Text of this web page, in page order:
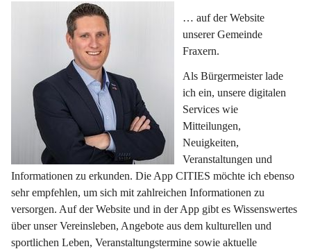
… auf der Website
unserer Gemeinde
Fraxern.
Als Bürgermeister lade
ich ein, unsere digitalen
Services wie
Mitteilungen,
Neuigkeiten,
Veranstaltungen und
Informationen zu erkunden. Die App CITIES möchte ich ebenso
sehr empfehlen, um sich mit zahlreichen Informationen zu
versorgen. Auf der Website und in der App gibt es Wissenswertes
über unser Vereinsleben, Angebote aus dem kulturellen und
sportlichen Leben, Veranstaltungstermine sowie aktuelle